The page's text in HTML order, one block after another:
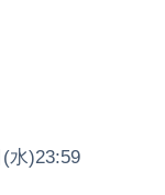
水)23:59